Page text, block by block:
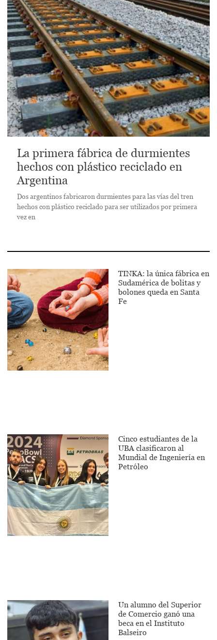
La primera fábrica de durmientes
hechos con plástico reciclado en
Argentina
Dos argentinos fabricaron durmientes para las vías del tren
hechos con plástico reciclado para ser utilizados por primera
vez en
TINKA: la única fábrica en
Sudamérica de bolitas y
bolones queda en Santa
Fe
Cinco estudiantes de la
UBA clasificaron al
Mundial de Ingeniería en
Petróleo
Un alumno del Superior
de Comercio ganó una
beca en el Instituto
Balseiro